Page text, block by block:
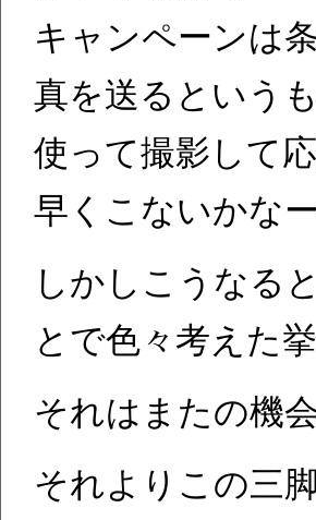
キャンペーンは
真を送るという
使って撮影して
早くこないかなー
しかしこうなる
とで色々考えた
それはまたの機
それよりこの三